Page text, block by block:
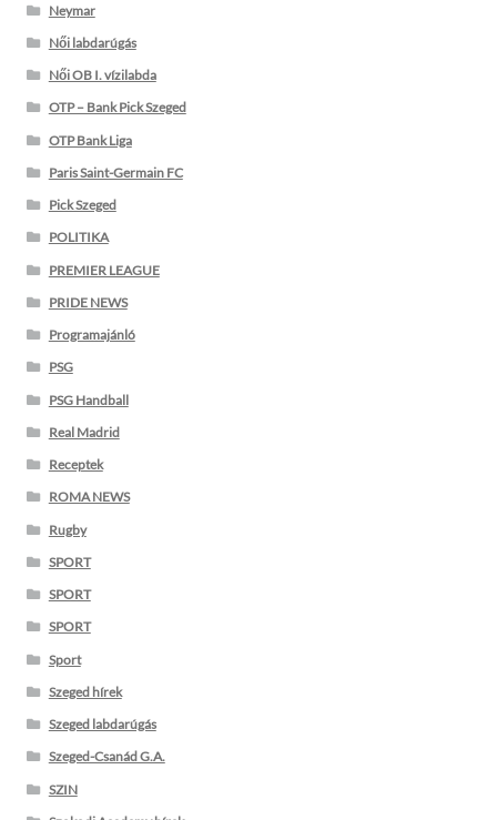
Neymar
Női labdarúgás
Női OB I. vízilabda
OTP – Bank Pick Szeged
OTP Bank Liga
Paris Saint-Germain FC
Pick Szeged
POLITIKA
PREMIER LEAGUE
PRIDE NEWS
Programajánló
PSG
PSG Handball
Real Madrid
Receptek
ROMA NEWS
Rugby
SPORT
SPORT
SPORT
Sport
Szeged hírek
Szeged labdarúgás
Szeged-Csanád G.A.
SZIN